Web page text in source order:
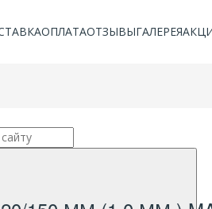
ОПЛАТАОТЗЫВЫГАЛЕРЕЯ